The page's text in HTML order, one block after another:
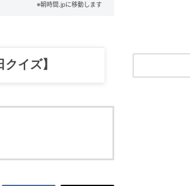
※朝時間.jpに移動します
イズ】